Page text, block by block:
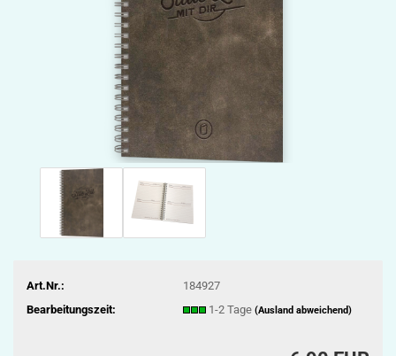
Art.Nr.:
184927
Bearbeitungszeit:
1-2 Tage (Ausland abweichend)